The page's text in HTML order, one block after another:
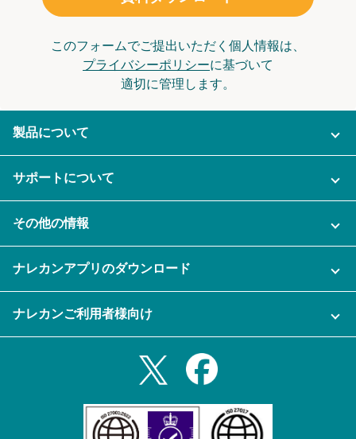
このフォームでご提出いただく個人情報は、
プライバシーポリシーに基づいて
適切に管理します。
製品について
ご利用企業様の声
セキュリティ
資料をダウンロードする
メール自動転送機能
サポートについて
充実サポート
その他の情報
セミナー一覧
プライバシーポリシー
ナレカンアプリのダウンロード
Androidタブレットアプリ
ナレカンご利用者様向け